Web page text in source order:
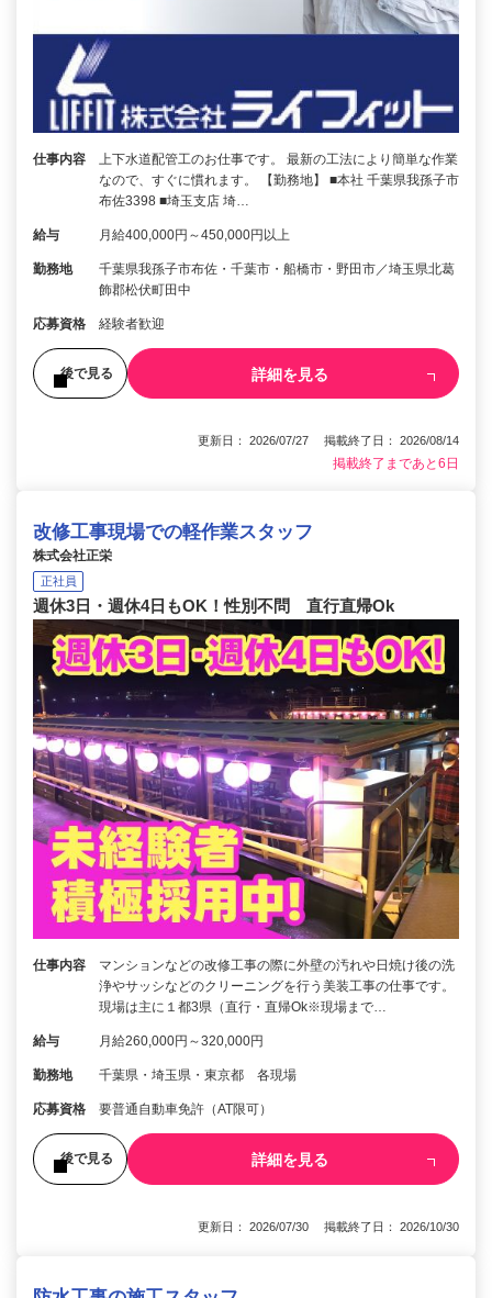
仕事内容
上下水道配管工のお仕事です。 最新の工法により簡単な作業
なので、すぐに慣れます。 【勤務地】 ■本社 千葉県我孫子市
布佐3398 ■埼玉支店 埼…
給与 月給400,000円～450,000円以上
勤務地
千葉県我孫子市布佐・千葉市・船橋市・野田市／埼玉県北葛
飾郡松伏町田中
応募資格 経験者歓迎
後で見る 詳細を見る
更新日： 2026/07/27 掲載終了日： 2026/08/14
掲載終了まであと6日
改修工事現場での軽作業スタッフ
株式会社正栄
正社員
週休3日・週休4日もOK！性別不問 直行直帰Ok
仕事内容
マンションなどの改修工事の際に外壁の汚れや日焼け後の洗
浄やサッシなどのクリーニングを行う美装工事の仕事です。
現場は主に１都3県（直行・直帰Ok※現場まで…
給与 月給260,000円～320,000円
勤務地 千葉県・埼玉県・東京都 各現場
応募資格 要普通自動車免許（AT限可）
後で見る 詳細を見る
更新日： 2026/07/30 掲載終了日： 2026/10/30